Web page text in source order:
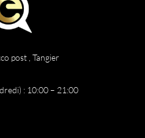
post , Tangier
: 10:00 – 21:00